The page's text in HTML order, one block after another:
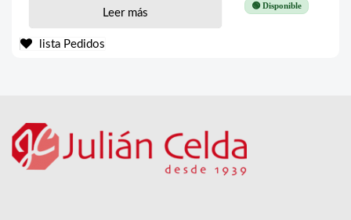
🟢 Disponible
Leer más
lista Pedidos